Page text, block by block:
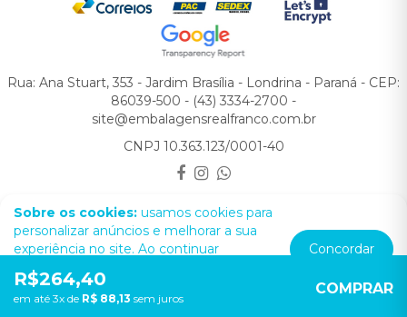
Sobre os cookies: usamos cookies para
personalizar anúncios e melhorar a sua
experiência no site. Ao continuar
navegando, você concorda com a nossa
Política de Privacidade.
Concordar
R$264,40
em até 3x de R$ 88,13 sem juros
COMPRAR
Rua: Ana Stuart, 353 - Jardim Brasília - Londrina - Paraná - CEP:
86039-500 - (43) 3334-2700 -
site@embalagensrealfranco.com.br
CNPJ 10.363.123/0001-40